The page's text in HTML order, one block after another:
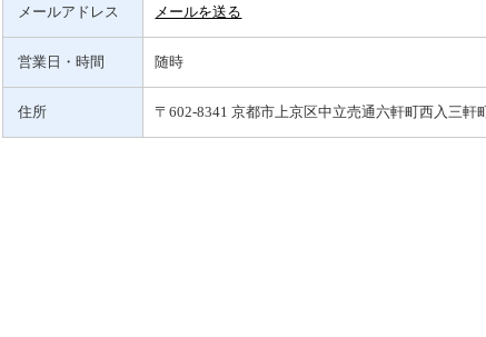
メールアドレス メールを送る
営業日・時間 随時
住所 〒602-8341 京都市上京区中立売通六軒町西入三軒